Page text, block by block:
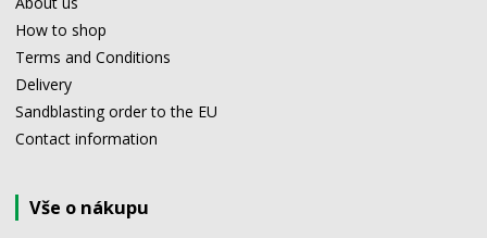
How to shop
Terms and Conditions
Delivery
Sandblasting order to the EU
Contact information
Vše o nákupu